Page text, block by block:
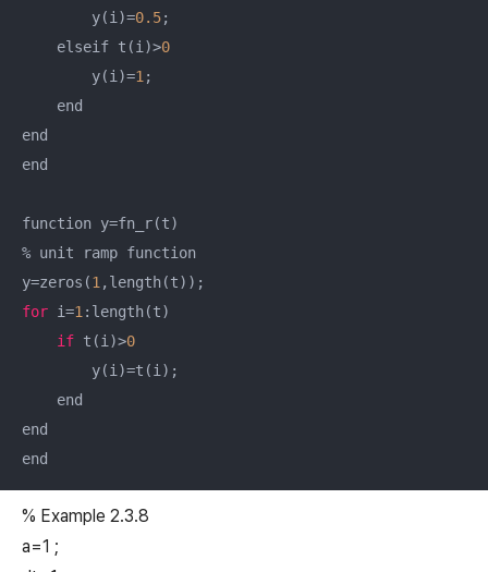
        y(i)=
0.5;
    elseif t(i)>
0
        y(i)=
1 ;
    end
end
end
function y=fn_r(t)
% unit ramp function
y=zeros(1
for i=1 :length(t)
if t(i)>0
        y(i)=t(i);
    end
end
end
% Example 2.3.8
a=1 ;